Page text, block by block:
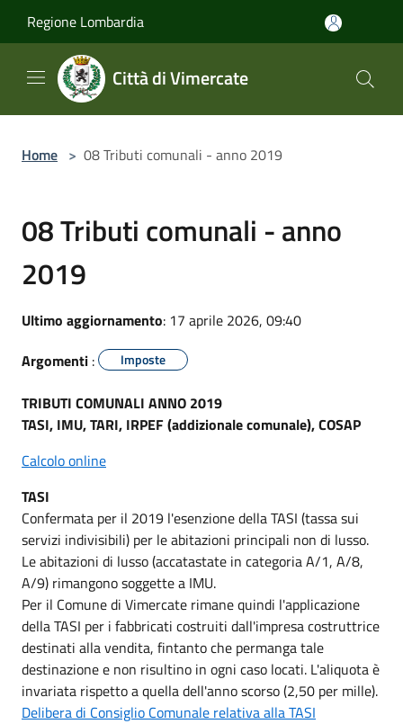
Regione Lombardia
Città di Vimercate
Home > 08 Tributi comunali - anno 2019
08 Tributi comunali - anno
2019
Ultimo aggiornamento: 17 aprile 2026, 09:40
Argomenti : Imposte
TRIBUTI COMUNALI ANNO 2019
TASI, IMU, TARI, IRPEF (addizionale comunale), COSAP
Calcolo online
TASI
Confermata per il 2019 l'esenzione della TASI (tassa sui
servizi indivisibili) per le abitazioni principali non di lusso.
Le abitazioni di lusso (accatastate in categoria A/1, A/8,
A/9) rimangono soggette a IMU.
Per il Comune di Vimercate rimane quindi l'applicazione
della TASI per i fabbricati costruiti dall'impresa costruttrice
destinati alla vendita, fintanto che permanga tale
destinazione e non risultino in ogni caso locati. L'aliquota è
invariata rispetto a quella dell'anno scorso (2,50 per mille).
Delibera di Consiglio Comunale relativa alla TASI